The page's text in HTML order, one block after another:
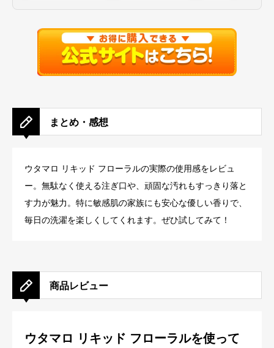
まとめ・感想
ウタマロ リキッド フローラルの実際の使用感をレビュ
ー。無駄なく使える注ぎ口や、頑固な汚れもすっきり落と
す力が魅力。特に敏感肌の家族にも安心な優しい香りで、
毎日の洗濯を楽しくしてくれます。ぜひ試してみて！
商品レビュー
ウタマロ リキッド フローラルを使って